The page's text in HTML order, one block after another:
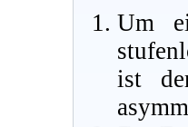
Um
ist